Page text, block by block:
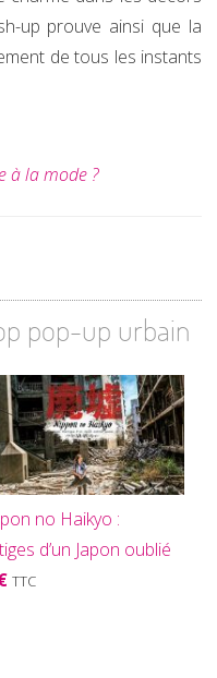
up prouve ainsi que la
de tous les instants
à la mode ?
pop-up urbain
no Haikyo :
d’un Japon oublié
TTC